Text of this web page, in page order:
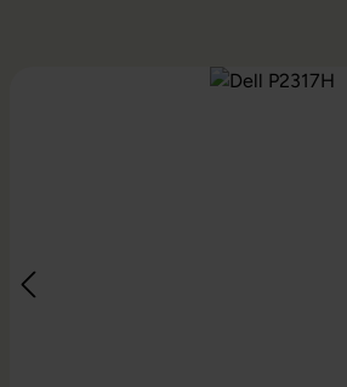
Bildergalerie überspringen